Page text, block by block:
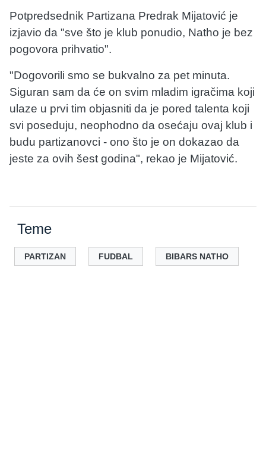
Potpredsednik Partizana Predrak Mijatović je
izjavio da "sve što je klub ponudio, Natho je bez
pogovora prihvatio".
"Dogovorili smo se bukvalno za pet minuta.
Siguran sam da će on svim mladim igračima koji
ulaze u prvi tim objasniti da je pored talenta koji
svi poseduju, neophodno da osećaju ovaj klub i
budu partizanovci - ono što je on dokazao da
jeste za ovih šest godina", rekao je Mijatović.
Teme
PARTIZAN FUDBAL BIBARS NATHO